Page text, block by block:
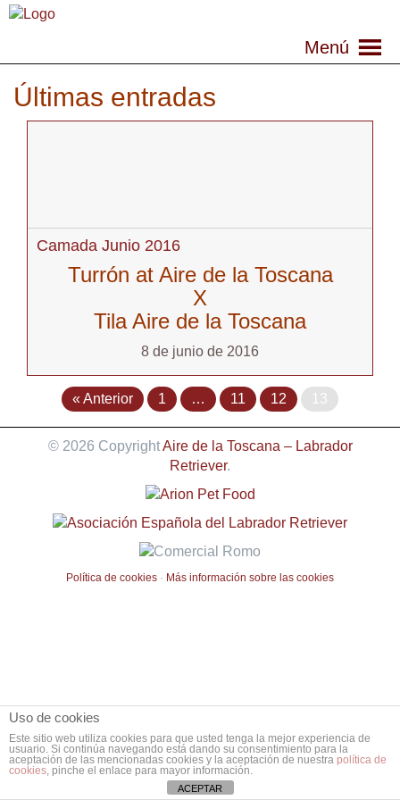
Menú
Últimas entradas
Camada Junio 2016
Turrón at Aire de la Toscana
X
Tila Aire de la Toscana
8 de junio de 2016
« Anterior 1 … 11 12 13
© 2026 CopyrightAire de la Toscana – Labrador
Retriever.
Política de cookies · Más información sobre las cookies
Uso de cookies
Este sitio web utiliza cookies para que usted tenga la mejor experiencia de
usuario. Si continúa navegando está dando su consentimiento para la
aceptación de las mencionadas cookies y la aceptación de nuestra política de
cookies, pinche el enlace para mayor información.
ACEPTAR